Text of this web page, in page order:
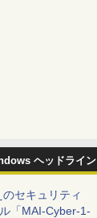
ヘッドライン
セキュリティ
「MAI-Cyber-1-